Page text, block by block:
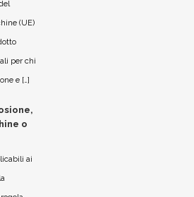
(UE)
per chi
e […]
o
ai